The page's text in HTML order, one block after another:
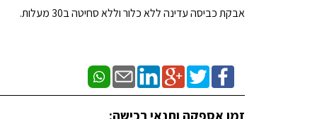
אבקת כביסה עדינה ללא כלור וללא סחיטה ב30 מעלות.